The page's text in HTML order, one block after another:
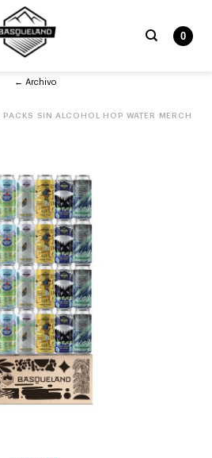
por:
0
← Archivo
PACKS SIN ALCOHOL HOP WATER MERCH